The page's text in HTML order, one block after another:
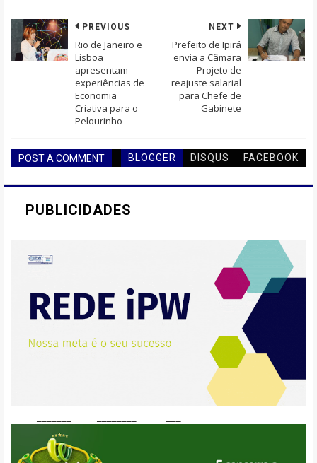
NEXT
Prefeito de Ipirá
envia a Câmara
Projeto de
reajuste salarial
para Chefe de
Gabinete
PREVIOUS
Rio de Janeiro e
Lisboa
apresentam
experiências de
Economia
Criativa para o
Pelourinho
POST A COMMENT BLOGGER DISQUS FACEBOOK
PUBLICIDADES
------_______------________-------___